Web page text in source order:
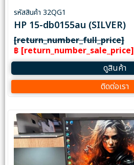
รหัสสินค้า 32QG1
HP 15-db0155au (SILVER)
[return_number_full_price]
฿ [return_number_sale_price]
ดูสินค้า
ติดต่อเรา